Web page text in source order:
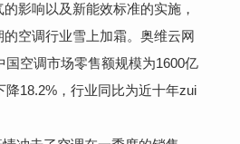
影响以及新能效标准的实施，
空调行业雪上加霜。奥维云网
国空调市场零售额规模为1600亿
降18.2%，行业同比为近十年zui